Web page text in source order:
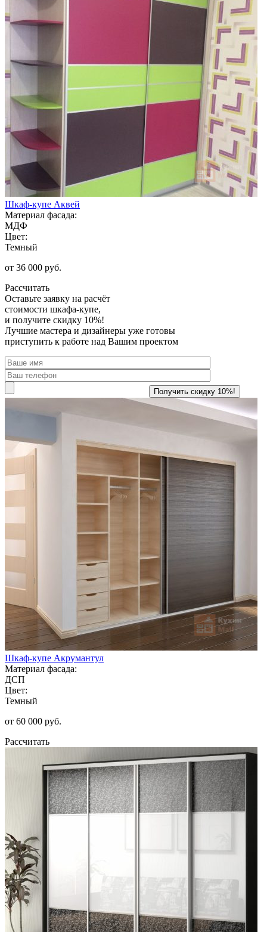
Шкаф-купе Аквей
Материал фасада:
МДФ
Цвет:
Темный
от 36 000 руб.
Рассчитать
Оставьте заявку на расчёт
стоимости шкафа-купе,
и получите скидку 10%!
Лучшие мастера и дизайнеры уже готовы
приступить к работе над Вашим проектом
Шкаф-купе Акрумантул
Материал фасада:
ДСП
Цвет:
Темный
от 60 000 руб.
Рассчитать